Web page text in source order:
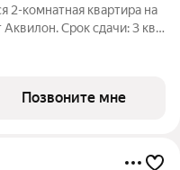
2-комнатная квартира на
Срок сдачи: 3 кв.
плюс создан в
Позвоните мне